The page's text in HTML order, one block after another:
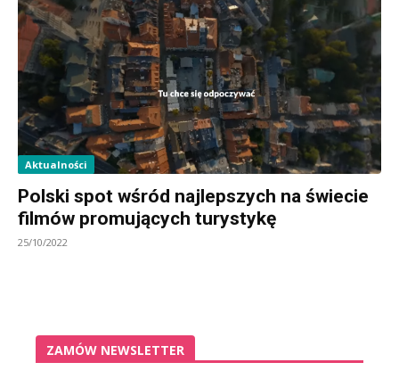
Aktualności
Polski spot wśród najlepszych na świecie
filmów promujących turystykę
25/10/2022
ZAMÓW NEWSLETTER